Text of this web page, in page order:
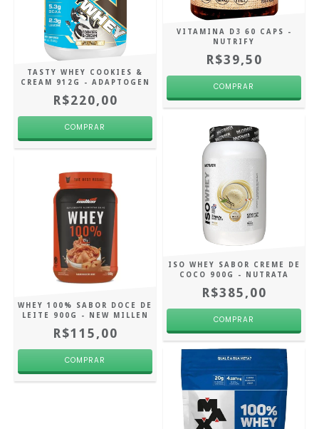
VITAMINA D3 60 CAPS -
NUTRIFY
R$39,50
TASTY WHEY COOKIES &
CREAM 912G - ADAPTOGEN
R$220,00
ISO WHEY SABOR CREME DE
COCO 900G - NUTRATA
R$385,00
WHEY 100% SABOR DOCE DE
LEITE 900G - NEW MILLEN
R$115,00